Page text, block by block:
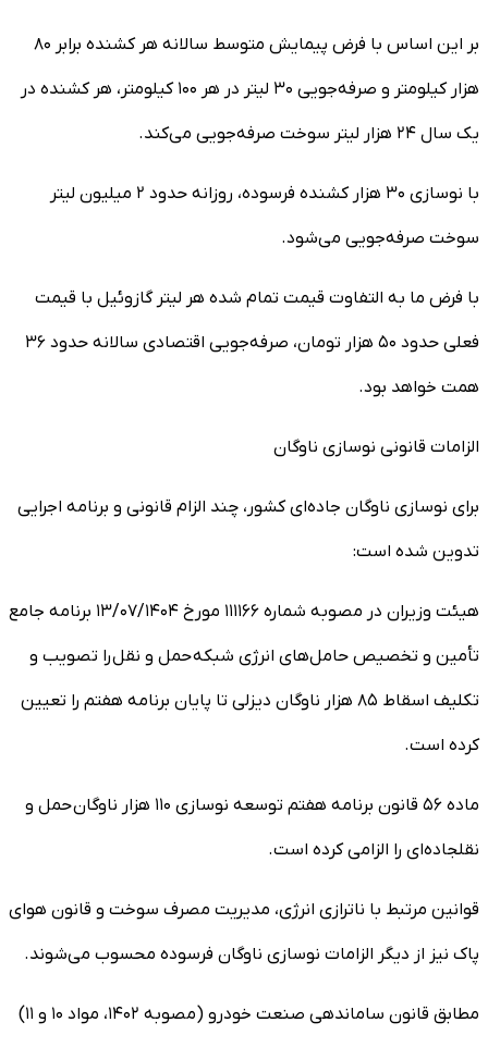
بر این اساس با فرض پیمایش متوسط سالانه هر کشنده برابر ۸۰
هزار کیلومتر و صرفه‌جویی ۳۰ لیتر در هر ۱۰۰ کیلومتر، هر کشنده در
یک سال ۲۴ هزار لیتر سوخت صرفه‌جویی می‌کند.
با نوسازی ۳۰ هزار کشنده فرسوده، روزانه حدود ۲ میلیون لیتر
سوخت صرفه‌جویی می‌شود.
با فرض ما به التفاوت قیمت تمام شده هر لیتر گازوئیل با قیمت
فعلی حدود ۵۰ هزار تومان، صرفه‌جویی اقتصادی سالانه حدود ۳۶
همت خواهد بود.
الزامات قانونی نوسازی ناوگان
برای نوسازی ناوگان جاده‌ای کشور، چند الزام قانونی و برنامه اجرایی
تدوین شده است:
هیئت وزیران در مصوبه شماره ۱۱۱۱۶۶ مورخ ۱۳/‌۰۷/‌۱۴۰۴‬ برنامه جامع
تأمین و تخصیص حامل‌های انرژی شبکه حمل و نقل را تصویب و
تکلیف اسقاط ۸۵ هزار ناوگان دیزلی تا پایان برنامه هفتم را تعیین
کرده است.
ماده ۵۶ قانون برنامه هفتم توسعه نوسازی ۱۱۰ هزار ناوگان حمل و
نقلجاده‌ای را الزامی کرده است.
قوانین مرتبط با ناترازی انرژی، مدیریت مصرف سوخت و قانون هوای
پاک نیز از دیگر الزامات نوسازی ناوگان فرسوده محسوب می‌شوند.
مطابق قانون ساماندهی صنعت خودرو (مصوبه ۱۴۰۲، مواد ۱۰ و ۱۱)